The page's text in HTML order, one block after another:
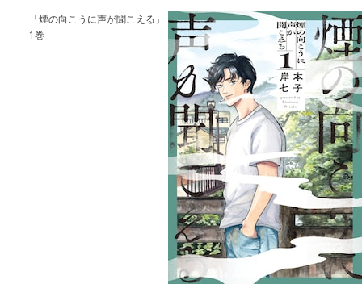
「煙の向こうに声が聞こえる」
1巻